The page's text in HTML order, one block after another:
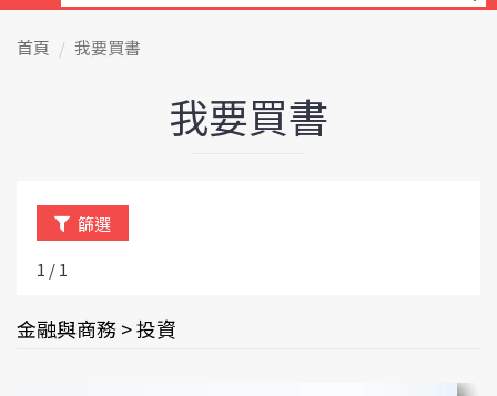
首頁 我要買書
我要買書
篩選
1 / 1
金融與商務 > 投資